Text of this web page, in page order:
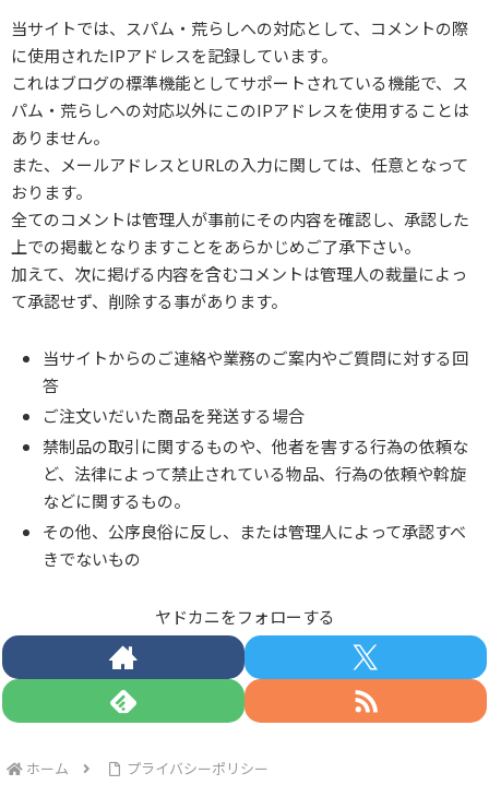
当サイトでは、スパム・荒らしへの対応として、コメントの際
に使用されたIPアドレスを記録しています。
これはブログの標準機能としてサポートされている機能で、ス
パム・荒らしへの対応以外にこのIPアドレスを使用することは
ありません。
また、メールアドレスとURLの入力に関しては、任意となって
おります。
全てのコメントは管理人が事前にその内容を確認し、承認した
上での掲載となりますことをあらかじめご了承下さい。
加えて、次に掲げる内容を含むコメントは管理人の裁量によっ
て承認せず、削除する事があります。
当サイトからのご連絡や業務のご案内やご質問に対する回
答
ご注文いだいた商品を発送する場合
禁制品の取引に関するものや、他者を害する行為の依頼な
ど、法律によって禁止されている物品、行為の依頼や斡旋
などに関するもの。
その他、公序良俗に反し、または管理人によって承認すべ
きでないもの
ヤドカニをフォローする
ホーム プライバシーポリシー